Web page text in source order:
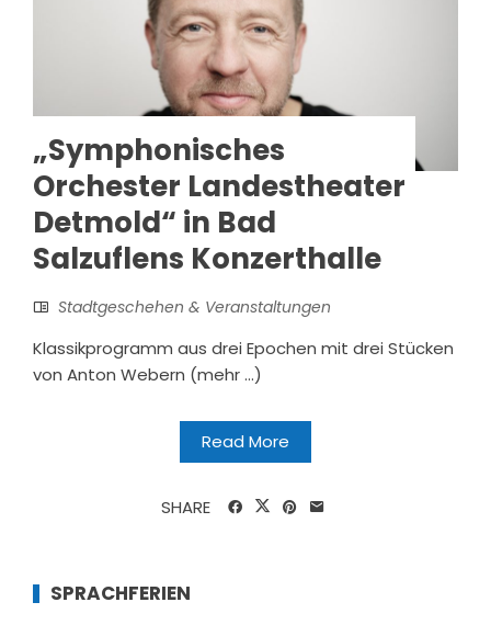
„Symphonisches
Orchester Landestheater
Detmold“ in Bad
Salzuflens Konzerthalle
Stadtgeschehen & Veranstaltungen
Klassikprogramm aus drei Epochen mit drei Stücken
von Anton Webern (mehr …)
Read More
SHARE
SPRACHFERIEN